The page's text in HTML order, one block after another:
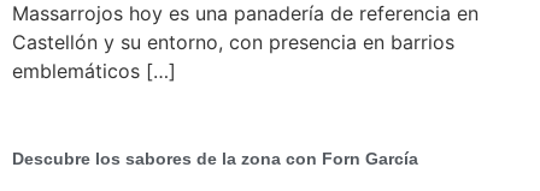
Massarrojos hoy es una panadería de referencia en
Castellón y su entorno, con presencia en barrios
emblemáticos […]
Descubre los sabores de la zona con Forn García